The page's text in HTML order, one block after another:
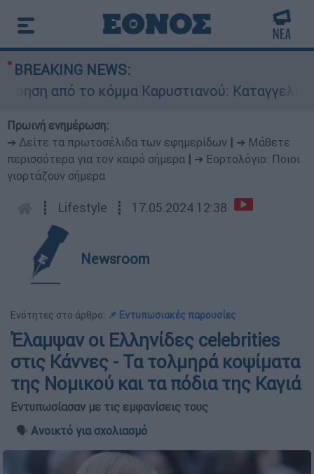
BREAKING NEWS:
από το κόμμα Καρυστιανού: Καταγγελίες
Πρωινή ενημέρωση:
➔ Δείτε τα πρωτοσέλιδα των εφημερίδων
➔ Μάθετε
περισσότερα για τον καιρό σήμερα
➔ Εορτολόγιο: Ποιοι
γιορτάζουν σήμερα
┋ Lifestyle ┋ 17.05.2024 12:38
Newsroom
Ενότητες στο άρθρο: 📌 Εντυπωσιακές παρουσίες
Έλαμψαν οι Ελληνίδες celebrities
στις Κάννες - Τα τολμηρά κοψίματα
της Νομικού και τα πόδια της Καγιά
Εντυπωσίασαν με τις εμφανίσεις τους
🗣️ Ανοικτό για σχολιασμό